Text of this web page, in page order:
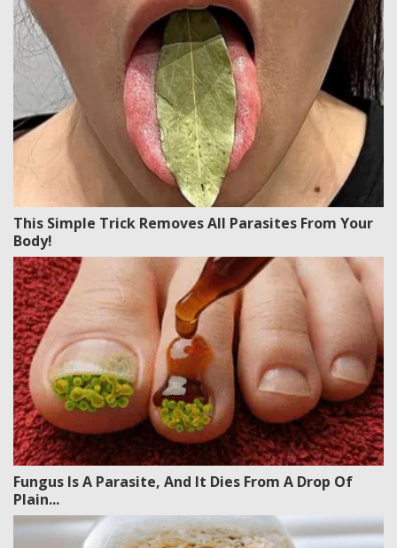
This Simple Trick Removes All Parasites From Your
Body!
Fungus Is A Parasite, And It Dies From A Drop Of
Plain...